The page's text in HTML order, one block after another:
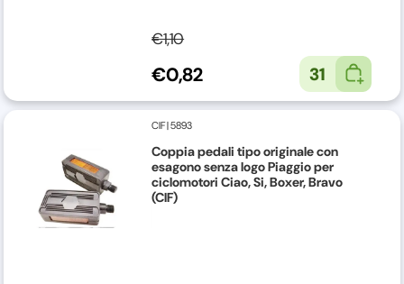
€1,10
€0,82 31
CIF|5893
Coppia pedali tipo originale con
esagono senza logo Piaggio per
ciclomotori Ciao, Si, Boxer, Bravo
(CIF)